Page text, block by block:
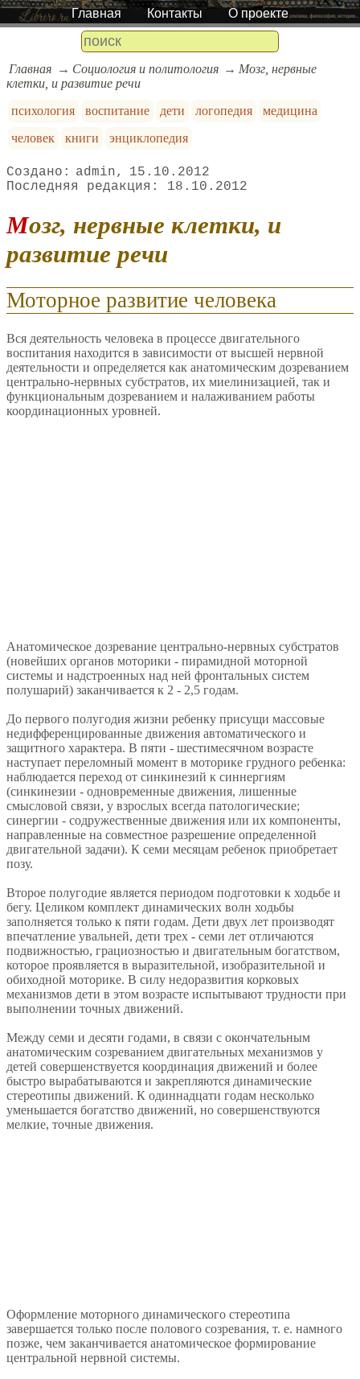
Главная Контакты О проекте
Главная Социология и политология
Мозг, нервные
клетки, и развитие речи
психология
воспитание дети логопедия
медицина
человек
книги энциклопедия
admin
15.10.2012
18.10.2012
Мозг, нервные клетки, и
развитие речи
Моторное развитие человека
Вся деятельность человека в процессе двигательного
воспитания находится в зависимости от высшей нервной
деятельности и определяется как анатомическим дозреванием
центрально-нервных субстратов, их миелинизацией, так и
функциональным дозреванием и налаживанием работы
координационных уровней.
Анатомическое дозревание центрально-нервных субстратов
(новейших органов моторики - пирамидной моторной
системы и надстроенных над ней фронтальных систем
полушарий) заканчивается к 2 - 2,5 годам.
До первого полугодия жизни ребенку присущи массовые
недифференцированные движения автоматического и
защитного характера. В пяти - шестимесячном возрасте
наступает переломный момент в моторике грудного ребенка:
наблюдается переход от синкинезий к синнергиям
(синкинезии - одновременные движения, лишенные
смысловой связи, у взрослых всегда патологические;
синергии - содружественные движения или их компоненты,
направленные на совместное разрешение определенной
двигательной задачи). К семи месяцам ребенок приобретает
позу.
Второе полугодие является периодом подготовки к ходьбе и
бегу. Целиком комплект динамических волн ходьбы
заполняется только к пяти годам. Дети двух лет производят
впечатление увальней, дети трех - семи лет отличаются
подвижностью, грациозностью и двигательным богатством,
которое проявляется в выразительной, изобразительной и
обиходной моторике. В силу недоразвития корковых
механизмов дети в этом возрасте испытывают трудности при
выполнении точных движений.
Между семи и десяти годами, в связи с окончательным
анатомическим созреванием двигательных механизмов у
детей совершенствуется координация движений и более
быстро вырабатываются и закрепляются динамические
стереотипы движений. К одиннадцати годам несколько
уменьшается богатство движений, но совершенствуются
мелкие, точные движения.
Оформление моторного динамического стереотипа
завершается только после полового созревания, т. е. намного
позже, чем заканчивается анатомическое формирование
центральной нервной системы.